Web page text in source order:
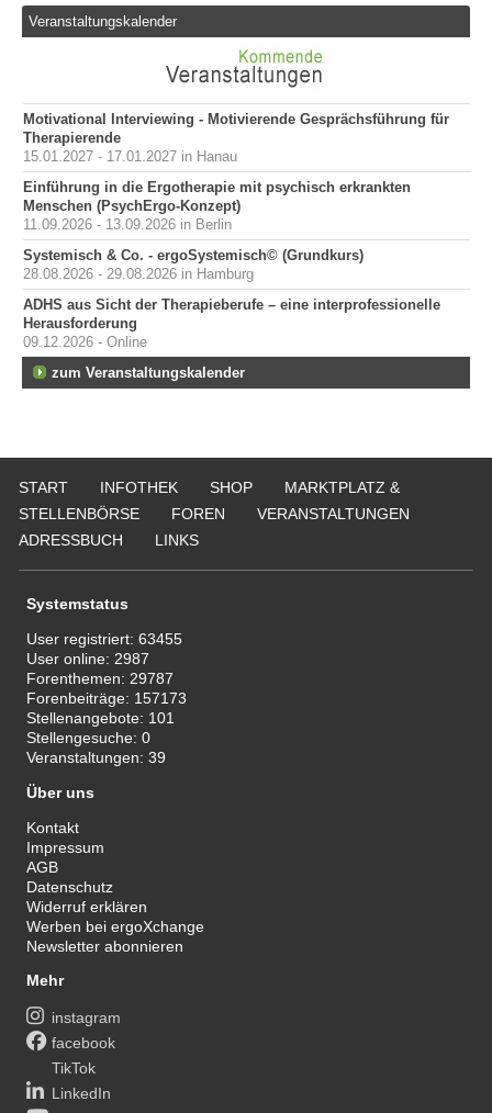
Veranstaltungskalender
Motivational Interviewing - Motivierende Gesprächsführung für
Therapierende
15.01.2027 - 17.01.2027 in Hanau
Einführung in die Ergotherapie mit psychisch erkrankten
Menschen (PsychErgo-Konzept)
11.09.2026 - 13.09.2026 in Berlin
Systemisch & Co. - ergoSystemisch© (Grundkurs)
28.08.2026 - 29.08.2026 in Hamburg
ADHS aus Sicht der Therapieberufe – eine interprofessionelle
Herausforderung
09.12.2026 - Online
zum Veranstaltungskalender
START INFOTHEK SHOP
MARKTPLATZ &
STELLENBÖRSE
FOREN
VERANSTALTUNGEN
ADRESSBUCH
LINKS
Systemstatus
User registriert:63455
User online: 2987
Forenthemen: 29787
Forenbeiträge: 157173
Stellenangebote: 101
Stellengesuche:0
Veranstaltungen:39
Über uns
Kontakt
Impressum
AGB
Datenschutz
Widerruf erklären
Werben bei ergoXchange
Newsletter abonnieren
Mehr
instagram
facebook
TikTok
LinkedIn